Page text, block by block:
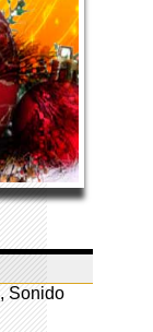
, Sonido